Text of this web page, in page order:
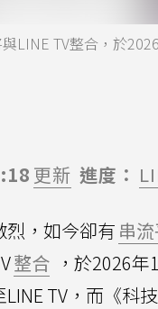
LINE TV整合，於
更新 進度：
烈，如今卻有 串
整合 ，於2026
LINE TV，而《科